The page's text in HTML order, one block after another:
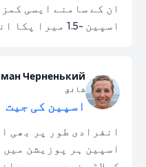
ان کے سامنے ایسی
اسپین -1.5 میرا پکا انتخاب ہے۔
Черненький
شائق
اسپین کی جیت
انفرادی طور پر بھی
اسپین ہر پوزیشن